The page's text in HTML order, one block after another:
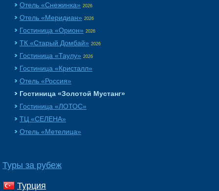
Отель «Снежинка» 2026
Отель «Меридиан» 2026
Гостиница «Орион» 2026
ТК «Старый Домбай» 2026
Гостиница «Таулу» 2026
Гостиница «Кристалл»
Отель «Россия»
Гостиница «Золотой Мустанг»
Гостиница «ЛОТОС»
ТЦ «СЕЛЕНА»
Отель «Метелица»
Туры за рубеж
Турция